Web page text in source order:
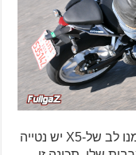
אם כבר עוסקים במהירות גבוהה, אז שמנו לב של-X5 יש נטייה